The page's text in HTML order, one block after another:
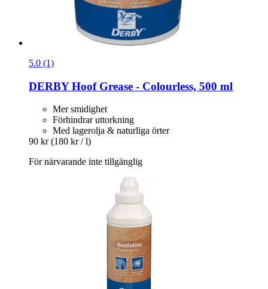
5.0 (1)
DERBYHoof Grease -​ Colourless, 500 ml
Mer smidighet
Förhindrar uttorkning
Med lagerolja & naturliga örter
90 kr (180 kr / l)
För närvarande inte tillgänglig